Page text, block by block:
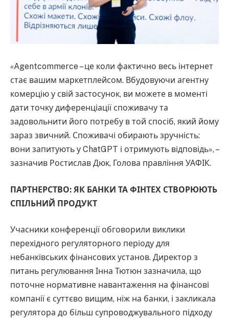
«Agentcommerce – це коли фактично весь інтернет
стає вашим маркетплейсом. Вбудовуючи агентну
комерцію у свій застосунок, ви можете в моменті
дати точку диференціації споживачу та
задовольнити його потребу в той спосіб, який йому
зараз звичний. Споживачі обирають зручність:
вони запитують у ChatGPT і отримують відповідь», –
зазначив Ростислав Дюк, Голова правління УАФІК.
ПАРТНЕРСТВО: ЯК БАНКИ ТА ФІНТЕХ СТВОРЮЮТЬ
СПІЛЬНИЙ ПРОДУКТ
Учасники конференції обговорили виклики
перехідного регуляторного періоду для
небанківських фінансових установ. Директор з
питань регулювання Інна Тютюн зазначила, що
поточне нормативне навантаження на фінансові
компанії є суттєво вищим, ніж на банки, і закликала
регулятора до більш супроводжувального підходу